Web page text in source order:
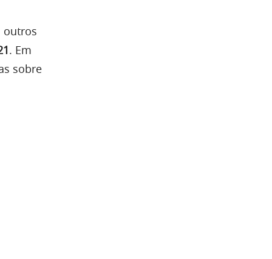
outros
. Em
sobre